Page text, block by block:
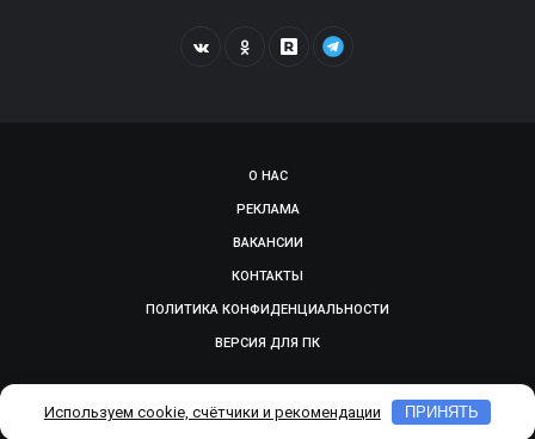
О НАС
РЕКЛАМА
ВАКАНСИИ
КОНТАКТЫ
ПОЛИТИКА КОНФИДЕНЦИАЛЬНОСТИ
ВЕРСИЯ ДЛЯ ПК
© 2009-2026, SMOLGAZETA.RU. СДЕЛАНО ВADEPTUM
Используем cookie, счётчики и рекомендации ПРИНЯТЬ